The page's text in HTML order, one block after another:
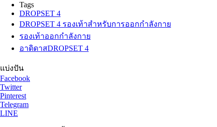
Tags
DROPSET 4
DROPSET 4 รองเท้าสำหรับการออกกำลังกาย
รองเท้าออกกำลังกาย
อาดิดาสDROPSET 4
แบ่งปัน
Facebook
Twitter
Pinterest
Telegram
LINE